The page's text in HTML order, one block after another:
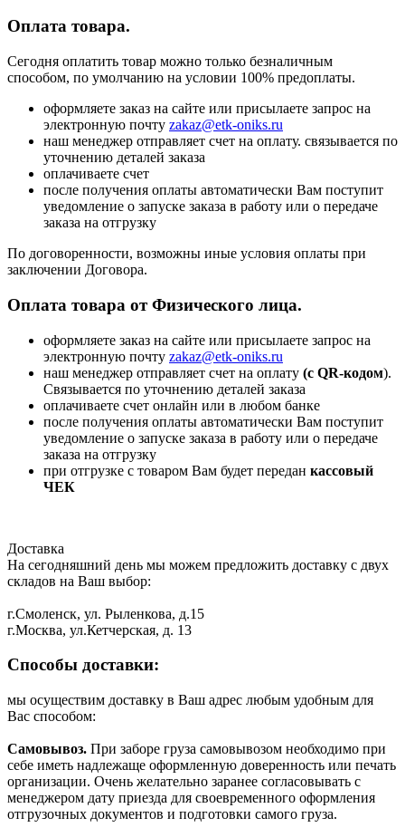
Оплата товара.
Сегодня оплатить товар можно только безналичным
способом, по умолчанию на условии 100% предоплаты.
оформляете заказ на сайте или присылаете запрос на
электронную почту zakaz@etk-oniks.ru
наш менеджер отправляет счет на оплату. связывается по
уточнению деталей заказа
оплачиваете счет
после получения оплаты автоматически Вам поступит
уведомление о запуске заказа в работу или о передаче
заказа на отгрузку
По договоренности, возможны иные условия оплаты при
заключении Договора.
Оплата товара от Физического лица.
оформляете заказ на сайте или присылаете запрос на
электронную почту zakaz@etk-oniks.ru
наш менеджер отправляет счет на оплату (с QR-кодом).
Связывается по уточнению деталей заказа
оплачиваете счет онлайн или в любом банке
после получения оплаты автоматически Вам поступит
уведомление о запуске заказа в работу или о передаче
заказа на отгрузку
при отгрузке с товаром Вам будет передан кассовый
ЧЕК
Доставка
На сегодняшний день мы можем предложить доставку с двух
складов на Ваш выбор:
г.Смоленск, ул. Рыленкова, д.15
г.Москва, ул.Кетчерская, д. 13
Способы доставки:
мы осуществим доставку в Ваш адрес любым удобным для
Вас способом:
Самовывоз. При заборе груза самовывозом необходимо при
себе иметь надлежаще оформленную доверенность или печать
организации. Очень желательно заранее согласовывать с
менеджером дату приезда для своевременного оформления
отгрузочных документов и подготовки самого груза.